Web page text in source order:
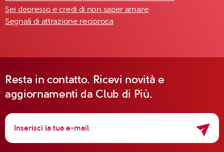
Sei depresso e credi di non saper amare
Segnali di attrazione reciproca
Resta in contatto. Ricevi novità e
aggiornamenti da Club di Più.